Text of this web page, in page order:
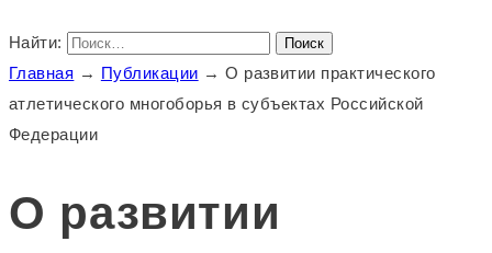
Найти:
Главная → Публикации → О развитии практического
атлетического многоборья в субъектах Российской
Федерации
О развитии